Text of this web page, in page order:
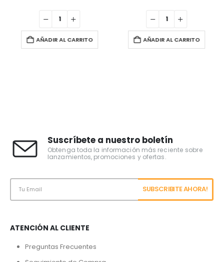
AÑADIR AL CARRITO AÑADIR AL CARRITO
Suscríbete a nuestro boletín
Obtenga toda la información más reciente sobre
lanzamientos, promociones y ofertas.
ATENCIÓN AL CLIENTE
Preguntas Frecuentes